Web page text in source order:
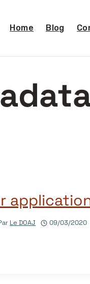
Home Blog
Le DOAJ 09/03/2020